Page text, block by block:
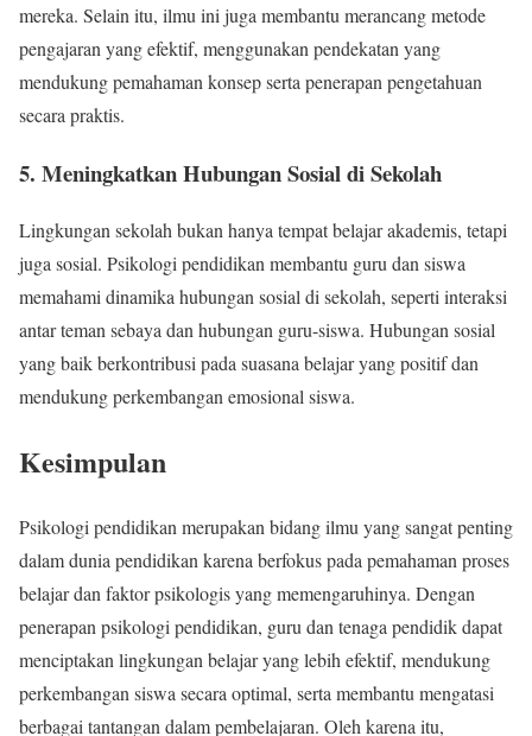
mereka. Selain itu, ilmu ini juga membantu merancang metode
pengajaran yang efektif, menggunakan pendekatan yang
mendukung pemahaman konsep serta penerapan pengetahuan
secara praktis.
5. Meningkatkan Hubungan Sosial di Sekolah
Lingkungan sekolah bukan hanya tempat belajar akademis, tetapi
juga sosial. Psikologi pendidikan membantu guru dan siswa
memahami dinamika hubungan sosial di sekolah, seperti interaksi
antar teman sebaya dan hubungan guru-siswa. Hubungan sosial
yang baik berkontribusi pada suasana belajar yang positif dan
mendukung perkembangan emosional siswa.
Kesimpulan
Psikologi pendidikan merupakan bidang ilmu yang sangat penting
dalam dunia pendidikan karena berfokus pada pemahaman proses
belajar dan faktor psikologis yang memengaruhinya. Dengan
penerapan psikologi pendidikan, guru dan tenaga pendidik dapat
menciptakan lingkungan belajar yang lebih efektif, mendukung
perkembangan siswa secara optimal, serta membantu mengatasi
berbagai tantangan dalam pembelajaran. Oleh karena itu,